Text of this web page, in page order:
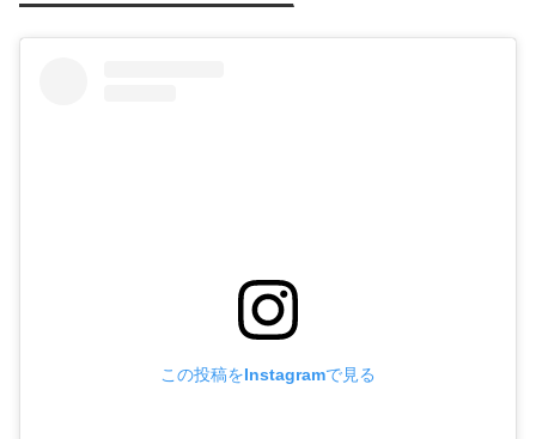
この投稿をInstagramで見る